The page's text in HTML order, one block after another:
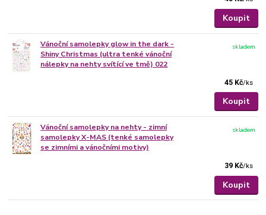
Koupit
Vánoční samolepky glow in the dark -
Shiny Christmas (ultra tenké vánoční
nálepky na nehty svítící ve tmě) 022
45 Kč/ks
skladem
Koupit
Vánoční samolepky na nehty - zimní
samolepky X-MAS (tenké samolepky
se zimními a vánočními motivy)
39 Kč/ks
skladem
Koupit